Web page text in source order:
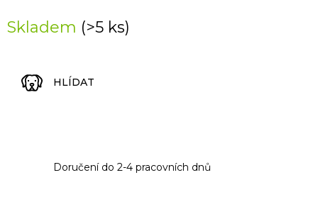
Skladem (>5 ks)
HLÍDAT
Doručení do 2-4 pracovních dnů